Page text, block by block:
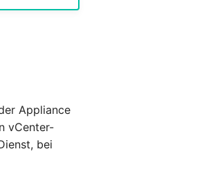
Appliance
vCenter-
bei